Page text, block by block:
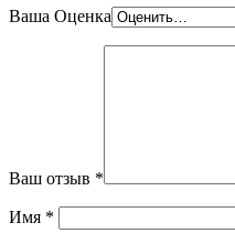
Ваша Оценка
Ваш отзыв *
Имя *